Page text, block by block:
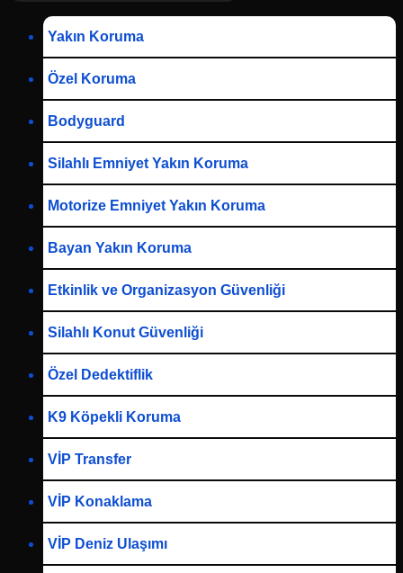
Yakın Koruma
Özel Koruma
Bodyguard
Silahlı Emniyet Yakın Koruma
Motorize Emniyet Yakın Koruma
Bayan Yakın Koruma
Etkinlik ve Organizasyon Güvenliği
Silahlı Konut Güvenliği
Özel Dedektiflik
K9 Köpekli Koruma
VİP Transfer
VİP Konaklama
VİP Deniz Ulaşımı